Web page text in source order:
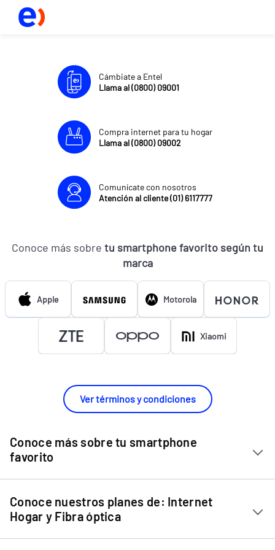
Cámbiate a Entel
Llama al (0800) 09001
Compra internet para tu hogar
Llama al (0800) 09002
Comunícate con nosotros
Atención al cliente (01) 6117777
Conoce más sobre tu smartphone favorito según tu
marca
Apple Motorola
Xiaomi
Ver términos y condiciones
Conoce más sobre tu smartphone
favorito
Chip Entel
Apple iPhone 11
Apple iPhone 12 Mini
Conoce nuestros planes de: Internet
Hogar y Fibra óptica
Internet Hogar